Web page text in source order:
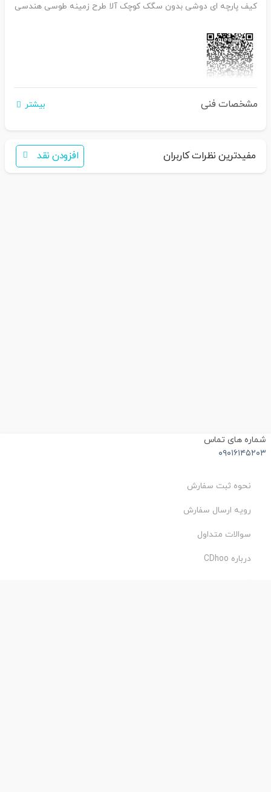
کیف پارچه ای دوشی بدون سگک کوچک آلا طرح زمینه طوسی هندسی
اگر برای خرید تمایل به عضویت در سایت ندارید،
فقط کافی است نام محصول
بفرستید
مشخصات فنی بیشتر
مفیدترین نظرات کاربران افزودن نقد
شماره های تماس
۰۹۰۱۶۱۴۵۲۰۳
نحوه ثبت سفارش
رویه ارسال سفارش
سوالات متداول
درباره CDhoo